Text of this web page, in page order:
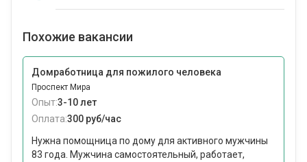
Похожие вакансии
Домработница для пожилого человека
Проспект Мира
Опыт:3-10 лет
Оплата:300 руб/час
Нужна помощница по дому для активного мужчины
83 года. Мужчина самостоятельный, работает,